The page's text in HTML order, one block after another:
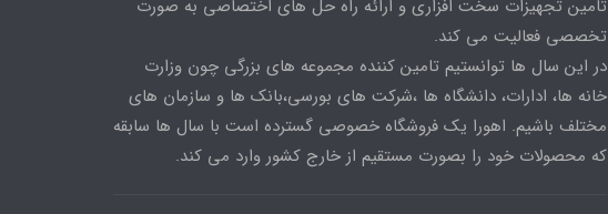
تامین تجهیزات سخت افزاری و ارائه راه حل های اختصاصی به صورت
تخصصی فعالیت می کند.
در این سال ها توانستیم تامین کننده مجموعه های بزرگی چون وزارت
خانه ها، ادارات، دانشگاه ها ،شرکت های بورسی،بانک ها و سازمان های
مختلف باشیم. اهورا یک فروشگاه خصوصی گسترده است با سال ها سابقه
که محصولات خود را بصورت مستقیم از خارج کشور وارد می کند.